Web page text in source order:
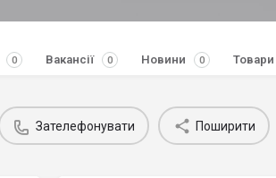
0 Вакансії 0 Новини 0 Товари
Зателефонувати Поширити